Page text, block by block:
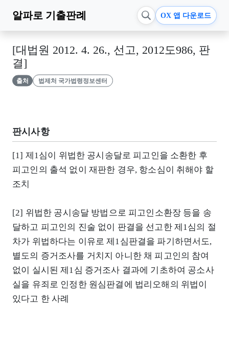
알파로 기출판례 OX 앱 다운로드
[대법원 2012. 4. 26., 선고, 2012도986, 판
결]
출처 법제처 국가법령정보센터
판시사항
[1] 제1심이 위법한 공시송달로 피고인을 소환한 후
피고인의 출석 없이 재판한 경우, 항소심이 취해야 할
조치
[2] 위법한 공시송달 방법으로 피고인소환장 등을 송
달하고 피고인의 진술 없이 판결을 선고한 제1심의 절
차가 위법하다는 이유로 제1심판결을 파기하면서도,
별도의 증거조사를 거치지 아니한 채 피고인의 참여
없이 실시된 제1심 증거조사 결과에 기초하여 공소사
실을 유죄로 인정한 원심판결에 법리오해의 위법이
있다고 한 사례